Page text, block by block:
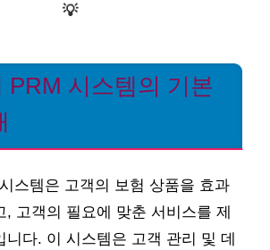
💡
PRM 시스템의 기본
스템은 고객의 보험 상품을 효과
, 고객의 필요에 맞춘 서비스를 제
니다. 이 시스템은 고객 관리 및 데